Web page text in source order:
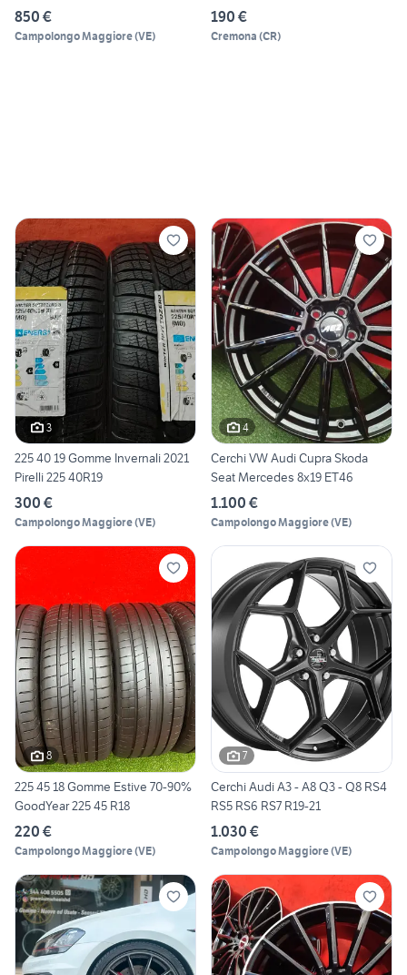
850 €
Campolongo Maggiore(VE)
190 €
Cremona (CR)
3
225 40 19 Gomme Invernali 2021
Pirelli 225 40R19
300 €
Campolongo Maggiore(VE)
4
Cerchi VW Audi Cupra Skoda
Seat Mercedes 8x19 ET46
1.100 €
Campolongo Maggiore(VE)
8
225 45 18 Gomme Estive 70-90%
GoodYear 225 45 R18
220 €
Campolongo Maggiore(VE)
7
Cerchi Audi A3 - A8 Q3 - Q8 RS4
RS5 RS6 RS7 R19-21
1.030 €
Campolongo Maggiore(VE)